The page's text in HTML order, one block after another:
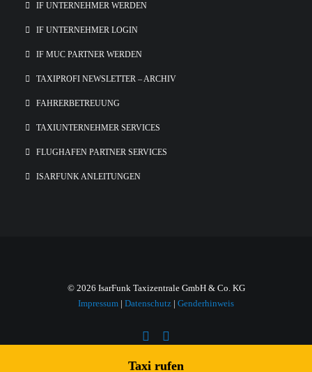
IF UNTERNEHMER WERDEN
IF UNTERNEHMER LOGIN
IF MUC PARTNER WERDEN
TAXIPROFI NEWSLETTER – ARCHIV
FAHRERBETREUUNG
TAXIUNTERNEHMER SERVICES
FLUGHAFEN PARTNER SERVICES
ISARFUNK ANLEITUNGEN
© 2026 IsarFunk Taxizentrale GmbH & Co. KG
Impressum | Datenschutz | Genderhinweis
Taxi rufen